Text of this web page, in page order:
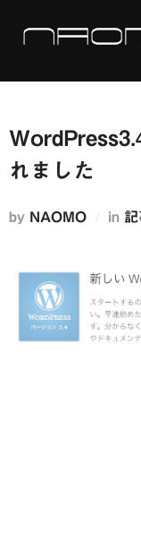
ン
へ
ッ
れました
by NAOMO in 記